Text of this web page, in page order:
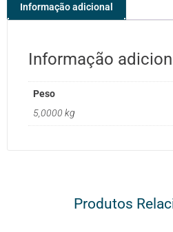
Informação adicional
Informação
Peso
5,0000 kg
Produtos